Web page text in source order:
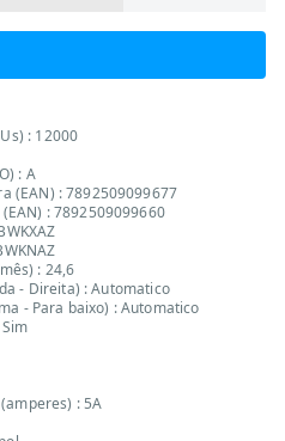
: 12000
: A
(EAN) : 7892509099677
: 7892509099660
: 24,6
- Direita) : Automatico
- Para baixo) : Automatico
: 5A